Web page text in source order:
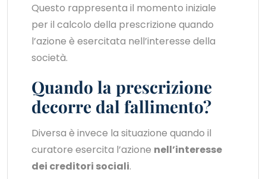
Questo rappresenta il momento iniziale
per il calcolo della prescrizione quando
l’azione è esercitata nell’interesse della
società.
Quando la prescrizione
decorre dal fallimento?
Diversa è invece la situazione quando il
curatore esercita l’azione nell’interesse
dei creditori sociali.